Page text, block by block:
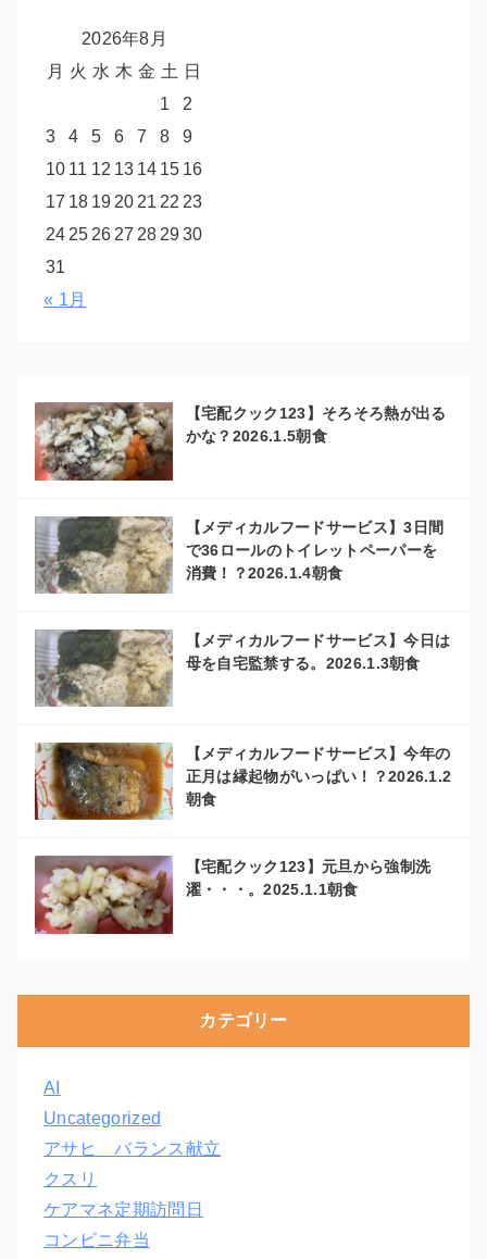
2026年8月
月 火 水 木 金 土 日
1
2
3
4 5 6 7 8
9
10 11 12 13 14 15 16
17 18 19 20 21 22 23
24 25 26 27 28 2930
31
« 1月
【宅配クック123】そろそろ熱が出る
かな？2026.1.5朝食
【メディカルフードサービス】3日間
で36ロールのトイレットペーパーを
消費！？2026.1.4朝食
【メディカルフードサービス】今日は
母を自宅監禁する。2026.1.3朝食
【メディカルフードサービス】今年の
正月は縁起物がいっぱい！？2026.1.2
朝食
【宅配クック123】元旦から強制洗
濯・・・。2025.1.1朝食
カテゴリー
AI
Uncategorized
アサヒ バランス献立
クスリ
ケアマネ定期訪問日
コンビニ弁当